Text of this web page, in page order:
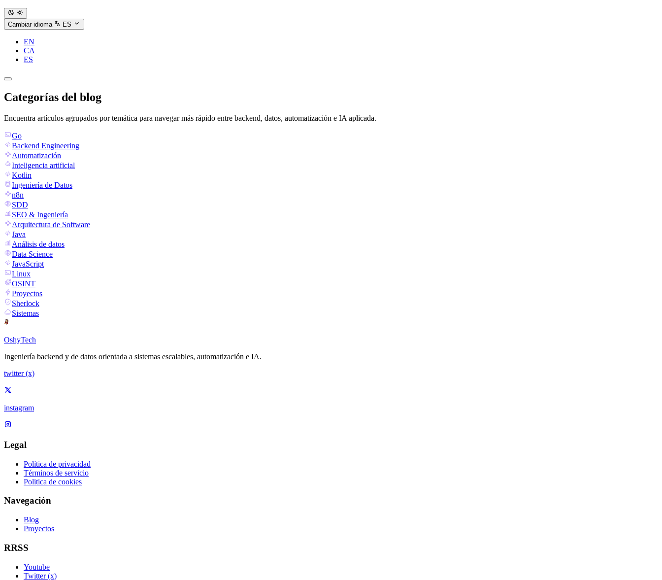
Cambiar idioma ES
EN
CA
ES
Categorías del blog
Encuentra artículos agrupados por temática para navegar más rápido entre backend, datos, automatización e IA aplicada.
Go
Backend Engineering
Automatización
Inteligencia artificial
Kotlin
Ingeniería de Datos
n8n
SDD
SEO & Ingeniería
Arquitectura de Software
Java
Análisis de datos
Data Science
JavaScript
Linux
OSINT
Proyectos
Sherlock
Sistemas
OshyTech
Ingeniería backend y de datos orientada a sistemas escalables, automatización e IA.
twitter (x)
instagram
Legal
Política de privacidad
Términos de servicio
Politica de cookies
Navegación
Blog
Proyectos
RRSS
Youtube
Twitter (x)